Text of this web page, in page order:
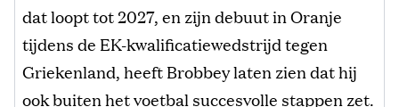
dat loopt tot 2027, en zijn debuut in Oranje
tijdens de EK-kwalificatiewedstrijd tegen
Griekenland, heeft Brobbey laten zien dat hij
ook buiten het voetbal succesvolle stappen zet.